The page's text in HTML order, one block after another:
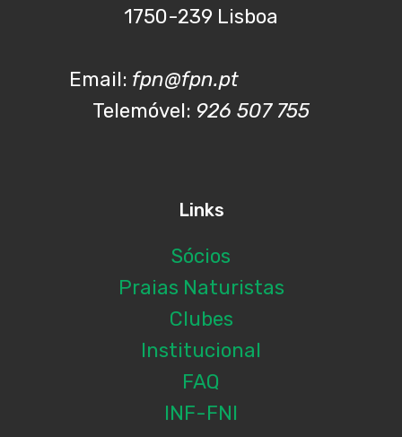
1750-239 Lisboa
Email: fpn@fpn.pt
Telemóvel: 926 507 755
Links
Sócios
Praias Naturistas
Clubes
Institucional
FAQ
INF-FNI